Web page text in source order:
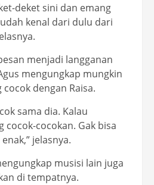
deket sini dan emang
kenal dari dulu dari
menjadi langganan
mengungkap mungkin
dengan Raisa.
sama dia. Kalau
cocok-cocokan. Gak bisa
jelasnya.
musisi lain juga
di tempatnya.